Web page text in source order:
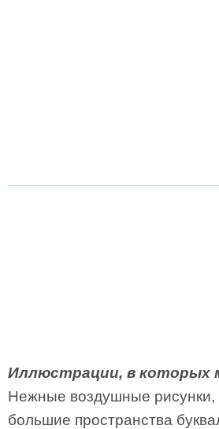
Иллюстрации, в которых
Нежные воздушные рисунки,
большие пространства